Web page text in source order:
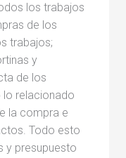
los trabajos
de los
trabajos;
y
de los
lo relacionado
la compra e
Todo esto
y presupuesto